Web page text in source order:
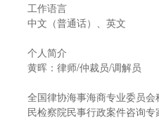
工作语言
中文（普通话）、英文
个人简介
黄晖：律师/仲裁员/调解员
全国律协海事海商专业委员
民检察院民事行政案件咨询